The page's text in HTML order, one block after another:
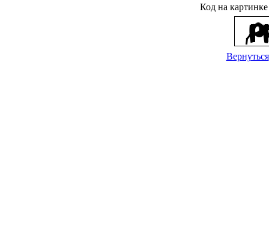
Код на
Вернуться